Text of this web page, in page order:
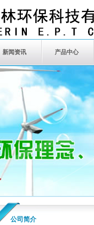
新闻资讯 产品中心
公司简介